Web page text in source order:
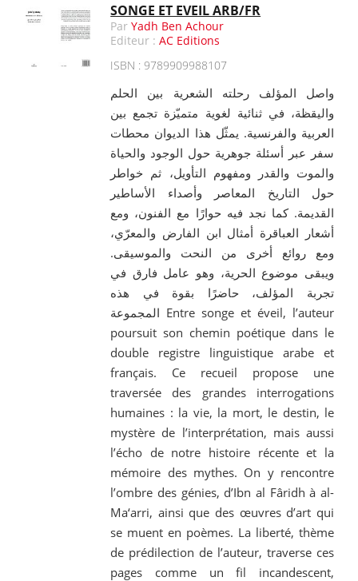
SONGE ET EVEIL ARB/FR
ParYadh Ben Achour
Editeur :AC Editions
ISBN : 9789909988107
واصل المؤلف رحلته الشعرية بين الحلم
واليقظة، في ثنائية لغوية متميّزة تجمع بين
العربية والفرنسية. يمثّل هذا الديوان محطات
سفر عبر أسئلة جوهرية حول الوجود والحياة
والموت والقدر ومفهوم التأويل، ثم خواطر
حول التاريخ المعاصر وأصداء الأساطير
القديمة. كما نجد فيه حوارًا مع الفنون، ومع
أشعار العباقرة أمثال ابن الفارض والمعرّي،
ومع روائع أخرى من النحت والموسيقى.
ويبقى موضوع الحرية، وهو عامل فارق في
تجربة المؤلف، حاضرًا بقوة في هذه
المجموعة Entre songe et éveil, l’auteur
poursuit son chemin poétique dans le
double registre linguistique arabe et
français. Ce recueil propose une
traversée des grandes interrogations
humaines : la vie, la mort, le destin, le
mystère de l’interprétation, mais aussi
l’écho de notre histoire récente et la
mémoire des mythes. On y rencontre
l’ombre des génies, d’Ibn al Fâridh à al-
Ma‘arri, ainsi que des œuvres d’art qui
se muent en poèmes. La liberté, thème
de prédilection de l’auteur, traverse ces
pages comme un fil incandescent,